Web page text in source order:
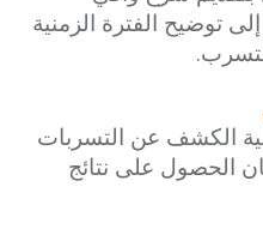
توضيح الفترة الزمنية
الكشف عن التسربات
الحصول على نتائج